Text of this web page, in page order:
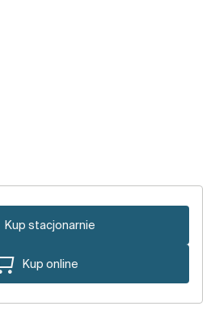
Kup stacjonarnie
Kup online